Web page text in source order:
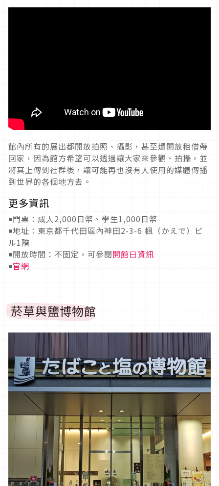
館內所有的展出都開放拍照、攝影，甚至還開放租借帶
回家，因為館方希望可以透過讓大家來參觀、拍攝，並
將其上傳到社群後，讓可能再也沒有人使用的媒體傳播
到世界的各個地方去。
更多資訊
◾門票：成人2,000日幣、學生1,000日幣
◾地址：東京都千代田區內神田2-3-6 楓（かえで）ビ
ル1階
◾開放時間：不固定，可參閱開館日資訊
◾官網
菸草與鹽博物館